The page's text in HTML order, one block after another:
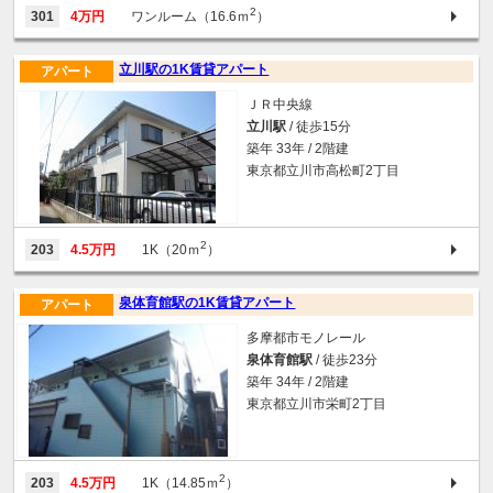
301 4万円 ワンルーム（16.6ｍ2 ）
立川駅の1K賃貸アパート
アパート
ＪＲ中央線
立川駅 / 徒歩15分
築年 33年 / 2階建
東京都立川市高松町2丁目
203 4.5万円 1K（20ｍ2 ）
泉体育館駅の1K賃貸アパート
アパート
多摩都市モノレール
泉体育館駅 / 徒歩23分
築年 34年 / 2階建
東京都立川市栄町2丁目
203 4.5万円 1K（14.85ｍ2 ）